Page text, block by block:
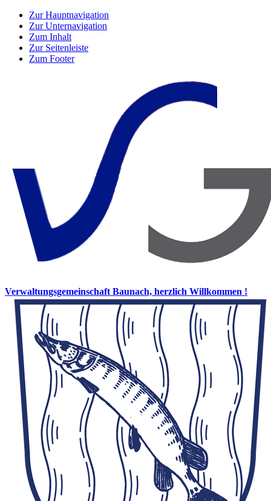
Zur Hauptnavigation
Zur Unternavigation
Zum Inhalt
Zur Seitenleiste
Zum Footer
Verwaltungsgemeinschaft Baunach, herzlich Willkommen !